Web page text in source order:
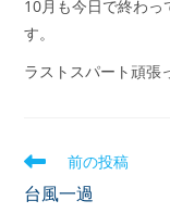
10月も今日で終わ
す。
ラストスパート頑張
前の投稿
台風一過